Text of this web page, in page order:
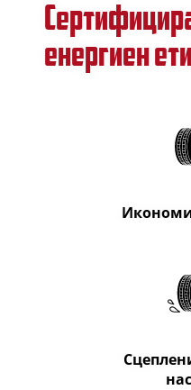
енергиен